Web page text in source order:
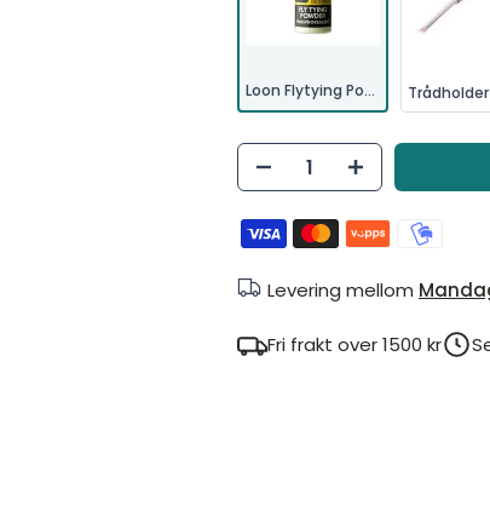
Loon Flytying Powder
Levering mellom
Fri frakt over 1500 kr